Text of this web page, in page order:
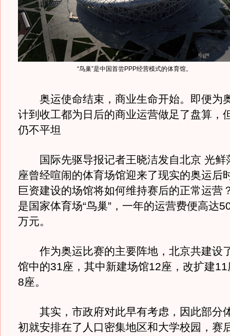
“鸟巢”是中国首尝PPP经营模式的体育馆。
奥运使命结束，商业生命开始。即便为
计到收工都为日后的商业运营做足了盘算，
仍不平坦
国际先驱导报记者王晓洁发自北京 光鲜
座曾经喧闹的体育场馆迎来了现实的奥运后
巨资建设的场馆将如何维持赛后的正常运营
是国家体育场“鸟巢”，一年的运营费便高达
万元。
作为奥运比赛的主要阵地，北京共建设
馆中的31座，其中新建场馆12座，改扩建
8座。
其实，市政府对此早有考虑，因此部分
初就安排在了人口密集地区和大学校园，赛